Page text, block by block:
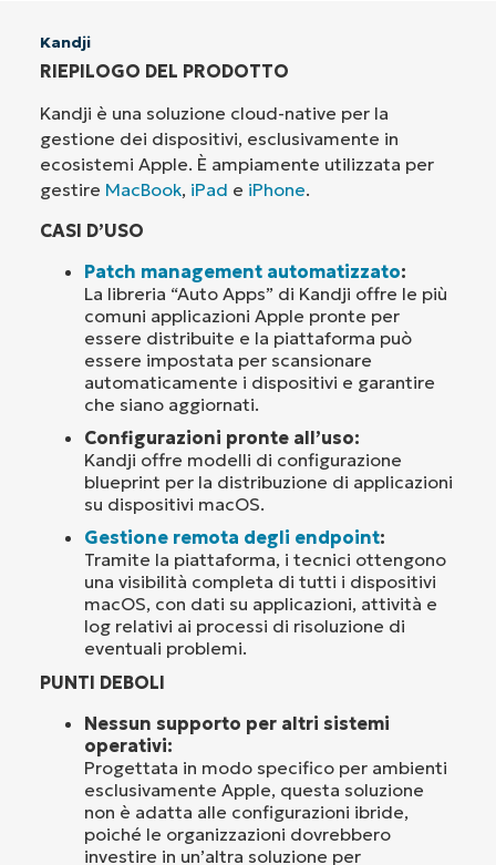
Kandji
RIEPILOGO DEL PRODOTTO
Kandji è una soluzione cloud-native per la
gestione dei dispositivi, esclusivamente in
ecosistemi Apple. È ampiamente utilizzata per
gestire MacBook, iPad e iPhone.
CASI D’USO
Patch management automatizzato:
La libreria “Auto Apps” di Kandji offre le più
comuni applicazioni Apple pronte per
essere distribuite e la piattaforma può
essere impostata per scansionare
automaticamente i dispositivi e garantire
che siano aggiornati.
Configurazioni pronte all’uso:
Kandji offre modelli di configurazione
blueprint per la distribuzione di applicazioni
su dispositivi macOS.
Gestione remota degli endpoint:
Tramite la piattaforma, i tecnici ottengono
una visibilità completa di tutti i dispositivi
macOS, con dati su applicazioni, attività e
log relativi ai processi di risoluzione di
eventuali problemi.
PUNTI DEBOLI
Nessun supporto per altri sistemi
operativi:
Progettata in modo specifico per ambienti
esclusivamente Apple, questa soluzione
non è adatta alle configurazioni ibride,
poiché le organizzazioni dovrebbero
investire in un’altra soluzione per